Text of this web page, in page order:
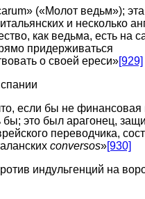
(«Молот ведьм»);
и несколько
как ведьма, есть на
придерживаться
о своей ереси»[929]
если бы не финансовая
бы; это был арагонец,
переводчика,
conversos»[930]
индульгенций на